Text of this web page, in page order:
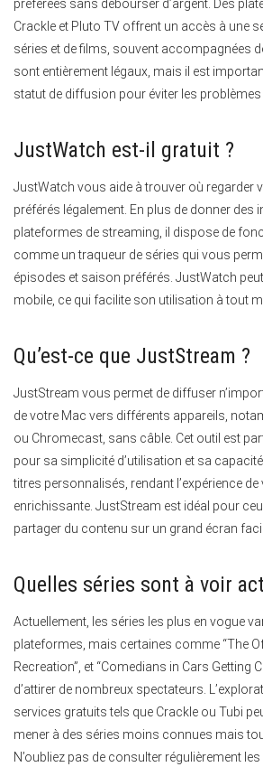
préférées sans débourser d’argent. Des
Crackle et Pluto TV offrent un accès à une
séries et de films, souvent accompagnées
sont entièrement légaux, mais il est
statut de diffusion pour éviter les problèmes
JustWatch est-il gratuit ?
JustWatch vous aide à trouver où regarder
préférés légalement. En plus de donner
plateformes de streaming, il dispose de
comme un traqueur de séries qui vous
épisodes et saison préférés. JustWatch
mobile, ce qui facilite son utilisation à tout
Qu’est-ce que JustStream ?
JustStream vous permet de diffuser
de votre Mac vers différents appareils,
ou Chromecast, sans câble. Cet outil est
pour sa simplicité d’utilisation et sa
titres personnalisés, rendant l’expérience
enrichissante. JustStream est idéal pour
partager du contenu sur un grand écran
Quelles séries sont à voir
Actuellement, les séries les plus en vogue
plateformes, mais certaines comme “The
Recreation”, et “Comedians in Cars Getting
d’attirer de nombreux spectateurs.
services gratuits tels que Crackle ou Tubi
mener à des séries moins connues mais
N’oubliez pas de consulter régulièrement